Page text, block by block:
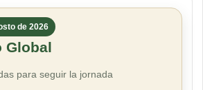
de 2026
Global
para seguir la jornada